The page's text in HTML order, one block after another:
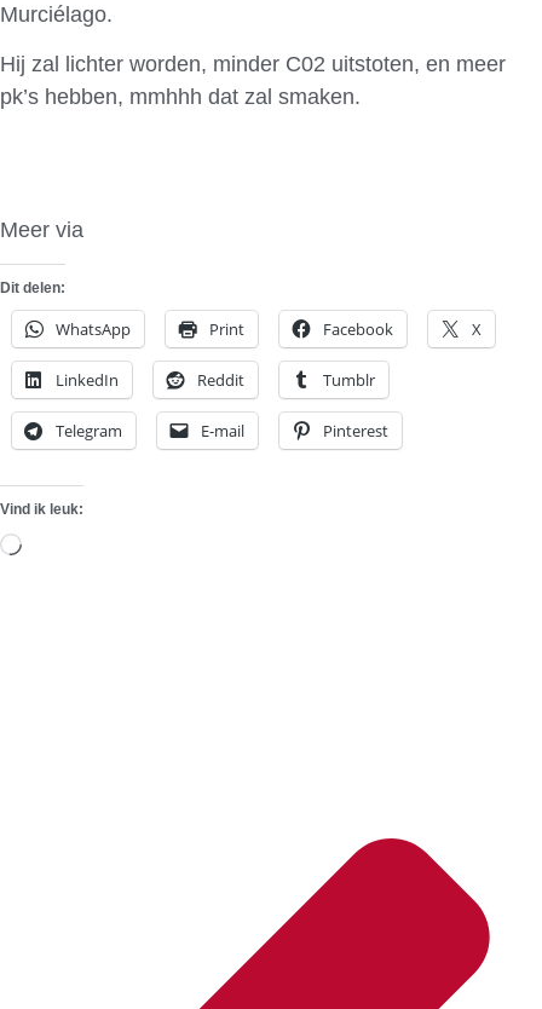
Murciélago.
Hij zal lichter worden, minder C02 uitstoten, en meer
pk’s hebben, mmhhh dat zal smaken.
Meer via
Dit delen:
WhatsApp Print Facebook X
LinkedIn Reddit Tumblr
Telegram E-mail Pinterest
Vind ik leuk:
Aan